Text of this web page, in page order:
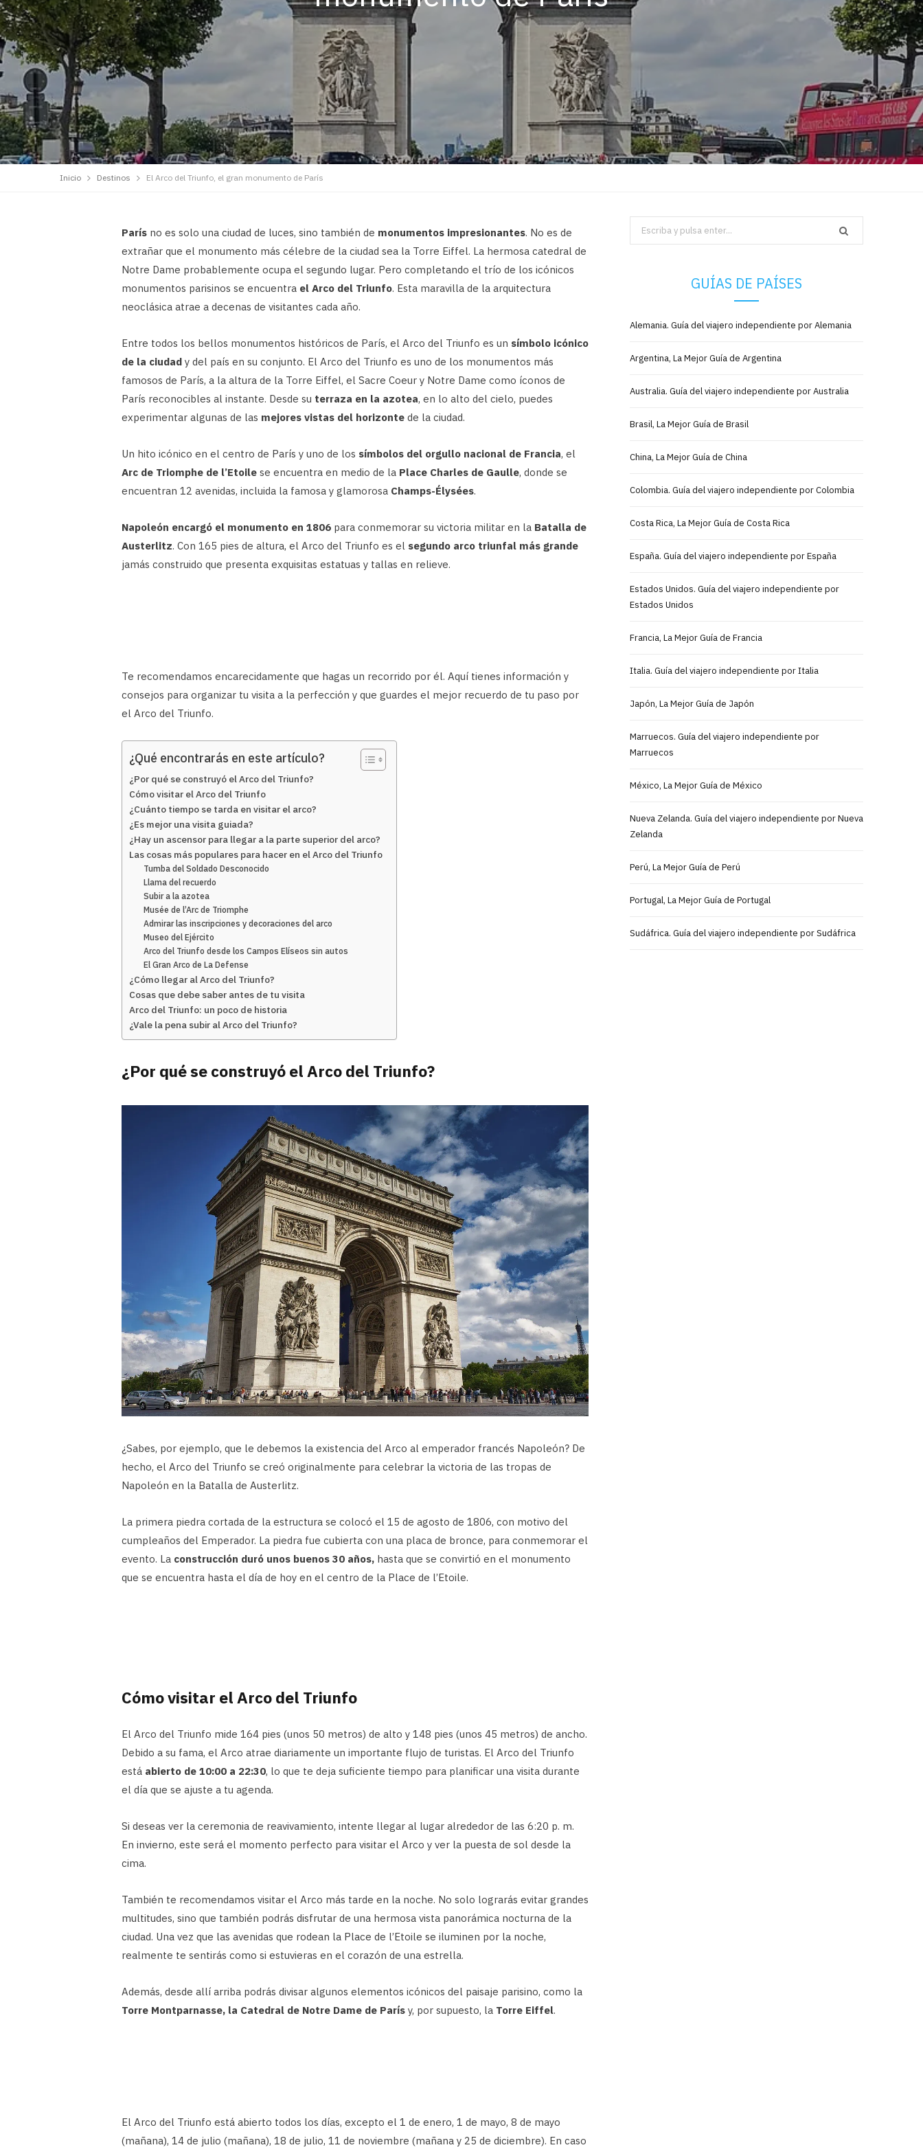
Inicio Destinos El Arco del Triunfo, el gran monumento de París
París no es solo una ciudad de luces, sino también de monumentos impresionantes. No es de
extrañar que el monumento más célebre de la ciudad sea la Torre Eiffel. La hermosa catedral de
Notre Dame probablemente ocupa el segundo lugar. Pero completando el trío de los icónicos
monumentos parisinos se encuentra el Arco del Triunfo. Esta maravilla de la arquitectura
neoclásica atrae a decenas de visitantes cada año.
Entre todos los bellos monumentos históricos de París, el Arco del Triunfo es un símbolo icónico
de la ciudad y del país en su conjunto. El Arco del Triunfo es uno de los monumentos más
famosos de París, a la altura de la Torre Eiffel, el Sacre Coeur y Notre Dame como íconos de
París reconocibles al instante. Desde su terraza en la azotea, en lo alto del cielo, puedes
experimentar algunas de las mejores vistas del horizonte de la ciudad.
Un hito icónico en el centro de París y uno de los símbolos del orgullo nacional de Francia, el
Arc de Triomphe de l’Etoile se encuentra en medio de la Place Charles de Gaulle, donde se
encuentran 12 avenidas, incluida la famosa y glamorosa Champs-Élysées.
Napoleón encargó el monumento en 1806 para conmemorar su victoria militar en la Batalla de
Austerlitz. Con 165 pies de altura, el Arco del Triunfo es el segundo arco triunfal más grande
jamás construido que presenta exquisitas estatuas y tallas en relieve.
Te recomendamos encarecidamente que hagas un recorrido por él. Aquí tienes información y
consejos para organizar tu visita a la perfección y que guardes el mejor recuerdo de tu paso por
el Arco del Triunfo.
¿Qué encontrarás en este artículo?
¿Por qué se construyó el Arco del Triunfo?
Cómo visitar el Arco del Triunfo
¿Cuánto tiempo se tarda en visitar el arco?
¿Es mejor una visita guiada?
¿Hay un ascensor para llegar a la parte superior del arco?
Las cosas más populares para hacer en el Arco del Triunfo
Tumba del Soldado Desconocido
Llama del recuerdo
Subir a la azotea
Musée de l’Arc de Triomphe
Admirar las inscripciones y decoraciones del arco
Museo del Ejército
Arco del Triunfo desde los Campos Elíseos sin autos
El Gran Arco de La Defense
¿Cómo llegar al Arco del Triunfo?
Cosas que debe saber antes de tu visita
Arco del Triunfo: un poco de historia
¿Vale la pena subir al Arco del Triunfo?
¿Por qué se construyó el Arco del Triunfo?
¿Sabes, por ejemplo, que le debemos la existencia del Arco al emperador francés Napoleón? De
hecho, el Arco del Triunfo se creó originalmente para celebrar la victoria de las tropas de
Napoleón en la Batalla de Austerlitz.
La primera piedra cortada de la estructura se colocó el 15 de agosto de 1806, con motivo del
cumpleaños del Emperador. La piedra fue cubierta con una placa de bronce, para conmemorar el
evento. La construcción duró unos buenos 30 años, hasta que se convirtió en el monumento
que se encuentra hasta el día de hoy en el centro de la Place de l’Etoile.
Cómo visitar el Arco del Triunfo
El Arco del Triunfo mide 164 pies (unos 50 metros) de alto y 148 pies (unos 45 metros) de ancho.
Debido a su fama, el Arco atrae diariamente un importante flujo de turistas. El Arco del Triunfo
está abierto de 10:00 a 22:30, lo que te deja suficiente tiempo para planificar una visita durante
el día que se ajuste a tu agenda.
Si deseas ver la ceremonia de reavivamiento, intente llegar al lugar alrededor de las 6:20 p. m.
En invierno, este será el momento perfecto para visitar el Arco y ver la puesta de sol desde la
cima.
También te recomendamos visitar el Arco más tarde en la noche. No solo lograrás evitar grandes
multitudes, sino que también podrás disfrutar de una hermosa vista panorámica nocturna de la
ciudad. Una vez que las avenidas que rodean la Place de l’Etoile se iluminen por la noche,
realmente te sentirás como si estuvieras en el corazón de una estrella.
Además, desde allí arriba podrás divisar algunos elementos icónicos del paisaje parisino, como la
Torre Montparnasse, la Catedral de Notre Dame de París y, por supuesto, la Torre Eiffel.
El Arco del Triunfo está abierto todos los días, excepto el 1 de enero, 1 de mayo, 8 de mayo
(mañana), 14 de julio (mañana), 18 de julio, 11 de noviembre (mañana y 25 de diciembre). En caso
Search
for:
GUÍAS DE PAÍSES
Alemania. Guía del viajero independiente por Alemania
Argentina, La Mejor Guía de Argentina
Australia. Guía del viajero independiente por Australia
Brasil, La Mejor Guía de Brasil
China, La Mejor Guía de China
Colombia. Guía del viajero independiente por Colombia
Costa Rica, La Mejor Guía de Costa Rica
España. Guía del viajero independiente por España
Estados Unidos. Guía del viajero independiente por
Estados Unidos
Francia, La Mejor Guía de Francia
Italia. Guía del viajero independiente por Italia
Japón, La Mejor Guía de Japón
Marruecos. Guía del viajero independiente por
Marruecos
México, La Mejor Guía de México
Nueva Zelanda. Guía del viajero independiente por Nueva
Zelanda
Perú, La Mejor Guía de Perú
Portugal, La Mejor Guía de Portugal
Sudáfrica. Guía del viajero independiente por Sudáfrica